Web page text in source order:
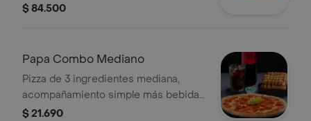
$ 84.500
Papa Combo Mediano
Pizza de 3 ingredientes mediana,
acompañamiento simple más bebida
1,5 lt.
$ 21.690